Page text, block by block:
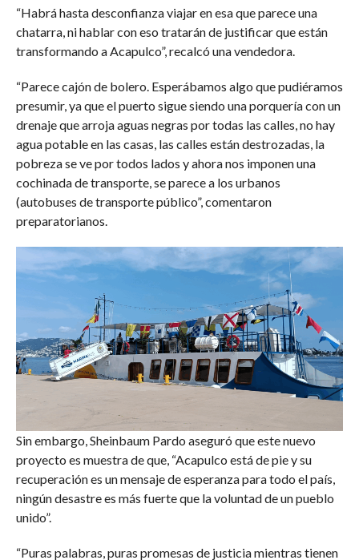
“Habrá hasta desconfianza viajar en esa que parece una
chatarra, ni hablar con eso tratarán de justificar que están
transformando a Acapulco”, recalcó una vendedora.
“Parece cajón de bolero. Esperábamos algo que pudiéramos
presumir, ya que el puerto sigue siendo una porquería con un
drenaje que arroja aguas negras por todas las calles, no hay
agua potable en las casas, las calles están destrozadas, la
pobreza se ve por todos lados y ahora nos imponen una
cochinada de transporte, se parece a los urbanos
(autobuses de transporte público”, comentaron
preparatorianos.
Sin embargo, Sheinbaum Pardo aseguró que este nuevo
proyecto es muestra de que, “Acapulco está de pie y su
recuperación es un mensaje de esperanza para todo el país,
ningún desastre es más fuerte que la voluntad de un pueblo
unido”.
“Puras palabras, puras promesas de justicia mientras tienen